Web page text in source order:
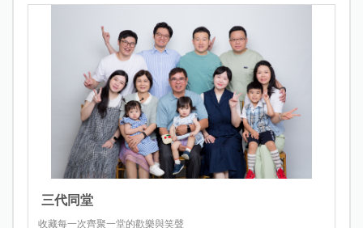
三代同堂
收藏每一次齊聚一堂的歡樂與笑聲